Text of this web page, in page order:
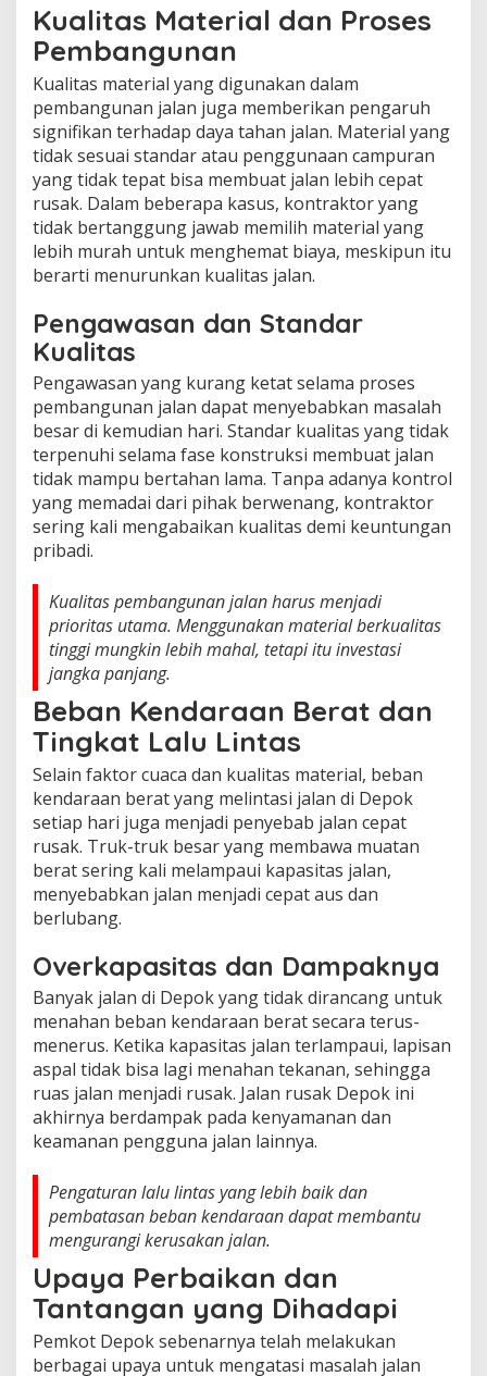
Kualitas Material dan Proses
Pembangunan
Kualitas material yang digunakan dalam
pembangunan jalan juga memberikan pengaruh
signifikan terhadap daya tahan jalan. Material yang
tidak sesuai standar atau penggunaan campuran
yang tidak tepat bisa membuat jalan lebih cepat
rusak. Dalam beberapa kasus, kontraktor yang
tidak bertanggung jawab memilih material yang
lebih murah untuk menghemat biaya, meskipun itu
berarti menurunkan kualitas jalan.
Pengawasan dan Standar
Kualitas
Pengawasan yang kurang ketat selama proses
pembangunan jalan dapat menyebabkan masalah
besar di kemudian hari. Standar kualitas yang tidak
terpenuhi selama fase konstruksi membuat jalan
tidak mampu bertahan lama. Tanpa adanya kontrol
yang memadai dari pihak berwenang, kontraktor
sering kali mengabaikan kualitas demi keuntungan
pribadi.
Kualitas pembangunan jalan harus menjadi
prioritas utama. Menggunakan material berkualitas
tinggi mungkin lebih mahal, tetapi itu investasi
jangka panjang.
Beban Kendaraan Berat dan
Tingkat Lalu Lintas
Selain faktor cuaca dan kualitas material, beban
kendaraan berat yang melintasi jalan di Depok
setiap hari juga menjadi penyebab jalan cepat
rusak. Truk-truk besar yang membawa muatan
berat sering kali melampaui kapasitas jalan,
menyebabkan jalan menjadi cepat aus dan
berlubang.
Overkapasitas dan Dampaknya
Banyak jalan di Depok yang tidak dirancang untuk
menahan beban kendaraan berat secara terus-
menerus. Ketika kapasitas jalan terlampaui, lapisan
aspal tidak bisa lagi menahan tekanan, sehingga
ruas jalan menjadi rusak. Jalan rusak Depok ini
akhirnya berdampak pada kenyamanan dan
keamanan pengguna jalan lainnya.
Pengaturan lalu lintas yang lebih baik dan
pembatasan beban kendaraan dapat membantu
mengurangi kerusakan jalan.
Upaya Perbaikan dan
Tantangan yang Dihadapi
Pemkot Depok sebenarnya telah melakukan
berbagai upaya untuk mengatasi masalah jalan